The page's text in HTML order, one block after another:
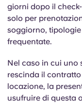
giorni dopo il
solo per
soggiorno,
frequentate.
Nel caso in cui uno
rescinda il
locazione, la
usufruire di questa